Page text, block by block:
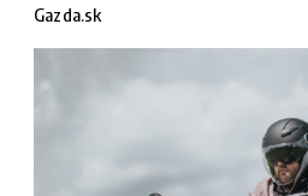
Gazda.sk